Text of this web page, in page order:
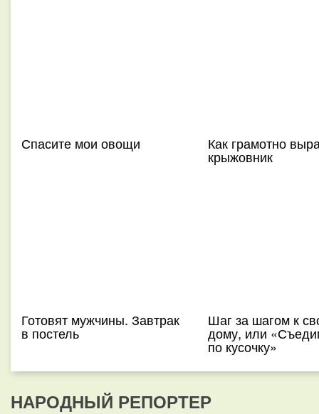
Спасите мои овощи Как грамотно
крыжовник
Готовят мужчины. Завтрак
в постель
Шаг за шагом к
дому, или
по кусочку»
НАРОДНЫЙ РЕПОРТЕР